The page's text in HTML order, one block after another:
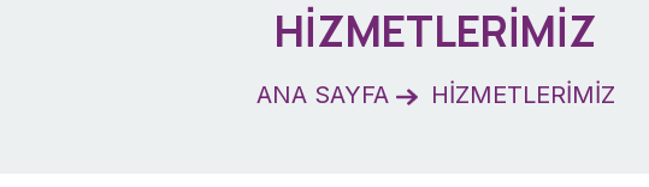
HİZMETLERİMİZ
ANA SAYFA HİZMETLERİMİZ